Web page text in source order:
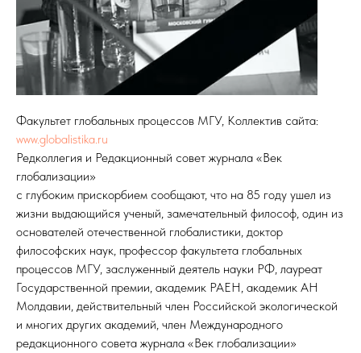
Факультет глобальных процессов МГУ, Коллектив сайта:
www.globalistika.ru
Редколлегия и Редакционный совет журнала «Век
глобализации»
с глубоким прискорбием сообщают, что на 85 году ушел из
жизни выдающийся ученый, замечательный философ, один из
основателей отечественной глобалистики, доктор
философских наук, профессор факультета глобальных
процессов МГУ, заслуженный деятель науки РФ, лауреат
Государственной премии, академик РАЕН, академик АН
Молдавии, действительный член Российской экологической
и многих других академий, член Международного
редакционного совета журнала «Век глобализации»